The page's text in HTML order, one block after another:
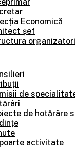
Economică
șef
de
de hotărâre
activitate